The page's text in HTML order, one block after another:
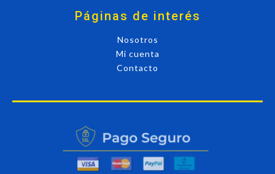
Páginas de interés
Nosotros
Mi cuenta
Contacto